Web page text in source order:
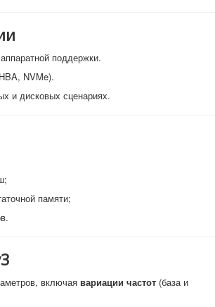
поддержки.
NVMe).
и дисковых сценариях.
памяти;
включая вариации частот (база и